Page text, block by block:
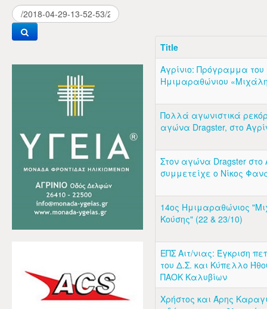
Title
Αγρίνιο: Πρόγραμμα του
Ημιμαραθώνιου
Πολλά αγωνιστικά
αγώνα Dragster, στο
Στον αγώνα Dragster στο
συμμετείχε ο Νίκος
14ος Ημιμαραθώνιος
Κούσης" (22 & 23/10)
ΕΠΣ Αιτ/νιας: Έγκριση
του Δ.Σ. και Κύπελλο
ΠΑΟΚ Καλυβίων
Χρήστος και Άρης